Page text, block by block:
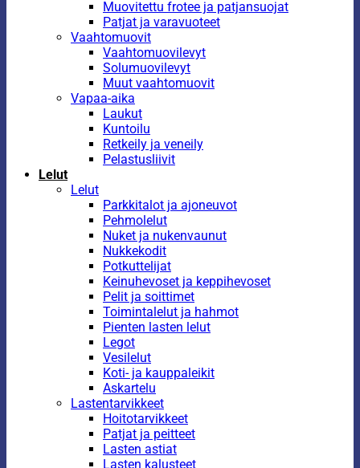
Muovitettu frotee ja patjansuojat
Patjat ja varavuoteet
Vaahtomuovit
Vaahtomuovilevyt
Solumuovilevyt
Muut vaahtomuovit
Vapaa-aika
Laukut
Kuntoilu
Retkeily ja veneily
Pelastusliivit
Lelut
Lelut
Parkkitalot ja ajoneuvot
Pehmolelut
Nuket ja nukenvaunut
Nukkekodit
Potkuttelijat
Keinuhevoset ja keppihevoset
Pelit ja soittimet
Toimintalelut ja hahmot
Pienten lasten lelut
Legot
Vesilelut
Koti- ja kauppaleikit
Askartelu
Lastentarvikkeet
Hoitotarvikkeet
Patjat ja peitteet
Lasten astiat
Lasten kalusteet